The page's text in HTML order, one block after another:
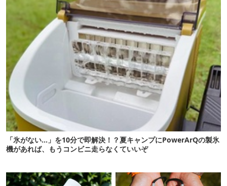
「氷がない…」を10分で即解決！？夏キャンプにPowerArQの製氷
機があれば、もうコンビニ走らなくていいぞ